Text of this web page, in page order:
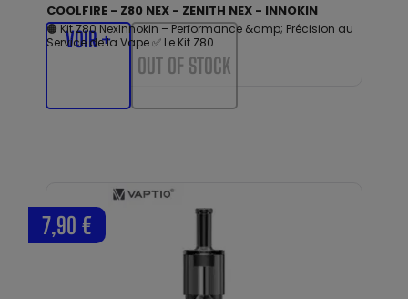
COOLFIRE - Z80 NEX - ZENITH NEX - INNOKIN
🟠 Kit Z80 NexInnokin – Performance &amp; Précision au
Service de la Vape ✅ Le Kit Z80...
VOIR +
OUT OF STOCK
7,90 €